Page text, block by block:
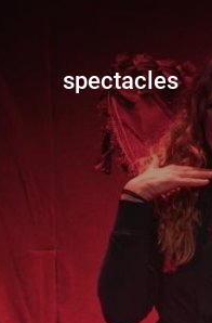
spectacles